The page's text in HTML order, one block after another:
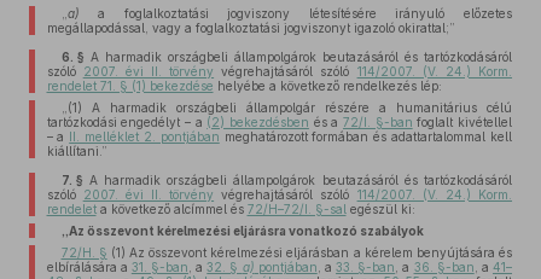
a) a foglalkoztatási jogviszony létesítésére irányuló előzetes
megállapodással, vagy a foglalkoztatási jogviszonyt igazoló okirattal;”
6. § A harmadik országbeli állampolgárok beutazásáról és tartózkodásáról
szóló 2007. évi II. törvény végrehajtásáról szóló 114/2007. (V. 24.) Korm.
rendelet 71. § (1) bekezdése helyébe a következő rendelkezés lép:
„(1) A harmadik országbeli állampolgár részére a humanitárius célú
tartózkodási engedélyt – a (2) bekezdésben és a 72/I. §-ban foglalt kivétellel
– a II. melléklet 2. pontjában meghatározott formában és adattartalommal kell
kiállítani.”
7. § A harmadik országbeli állampolgárok beutazásáról és tartózkodásáról
szóló 2007. évi II. törvény végrehajtásáról szóló 114/2007. (V. 24.) Korm.
rendeleta következő alcímmel és 72/H–72/I. §-sal egészül ki:
„Az összevont kérelmezési eljárásra vonatkozó szabályok
72/H. § (1) Az összevont kérelmezési eljárásban a kérelem benyújtására és
elbírálására a 31. §-ban , a32. § a) pontjában , a33. §-ban , a 36. §-ban , a 41–